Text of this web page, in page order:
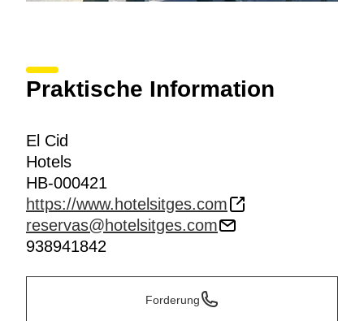
Praktische Information
El Cid
Hotels
HB-000421
https://www.hotelsitges.com
reservas@hotelsitges.com
938941842
Forderung